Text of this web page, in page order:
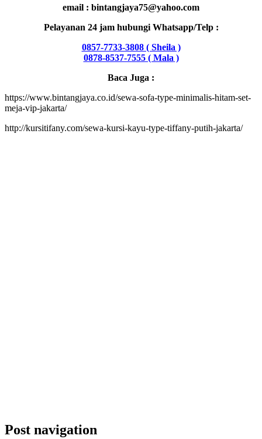
email : bintangjaya75@yahoo.com
Pelayanan 24 jam hubungi Whatsapp/Telp :
0857-7733-3808 ( Sheila )
0878-8537-7555 ( Mala )
Baca Juga :
https://www.bintangjaya.co.id/sewa-sofa-type-minimalis-hitam-set-
meja-vip-jakarta/
http://kursitifany.com/sewa-kursi-kayu-type-tiffany-putih-jakarta/
Post navigation